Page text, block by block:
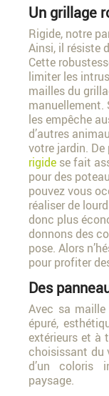
Un grillage
Rigide, notre
Ainsi, il résiste
Cette
limiter les
mailles du
manuellement.
les empêche
d’autres
votre jardin. De
rigide se fait
pour des
pouvez vous
réaliser de
donc plus
donnons des
pose. Alors
pour profiter
Des
Avec sa
épuré,
extérieurs et à
choisissant du
d’un coloris
paysage.